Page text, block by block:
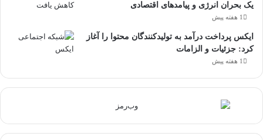
یک بحران انرژی و پیامدهای اقتصادی
1 هفته پیش
ایکس پرداخت درآمد به تولیدکنندگان محتوا را آغاز
کرد: جزئیات و الزامات
1 هفته پیش